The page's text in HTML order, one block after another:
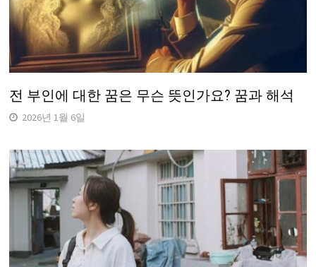
전 부인에 대한 꿈은 무슨 뜻인가요? 꿈과 해석
2026년 1월 6일